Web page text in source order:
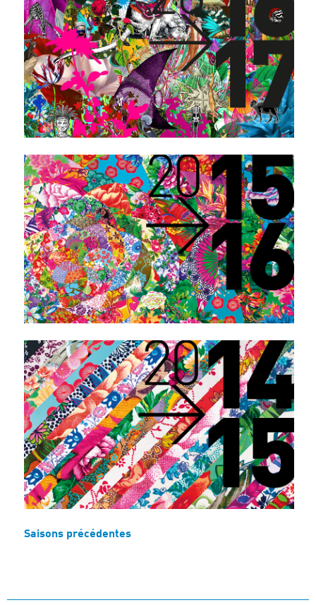
Saisons précédentes